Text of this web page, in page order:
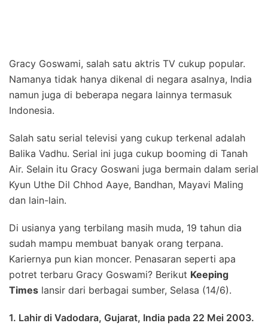
Gracy Goswami, salah satu aktris TV cukup popular.
Namanya tidak hanya dikenal di negara asalnya, India
namun juga di beberapa negara lainnya termasuk
Indonesia.
Salah satu serial televisi yang cukup terkenal adalah
Balika Vadhu. Serial ini juga cukup booming di Tanah
Air. Selain itu Gracy Goswani juga bermain dalam serial
Kyun Uthe Dil Chhod Aaye, Bandhan, Mayavi Maling
dan lain-lain.
Di usianya yang terbilang masih muda, 19 tahun dia
sudah mampu membuat banyak orang terpana.
Kariernya pun kian moncer. Penasaran seperti apa
potret terbaru Gracy Goswami? Berikut Keeping
Times lansir dari berbagai sumber, Selasa (14/6).
1. Lahir di Vadodara, Gujarat, India pada 22 Mei 2003.